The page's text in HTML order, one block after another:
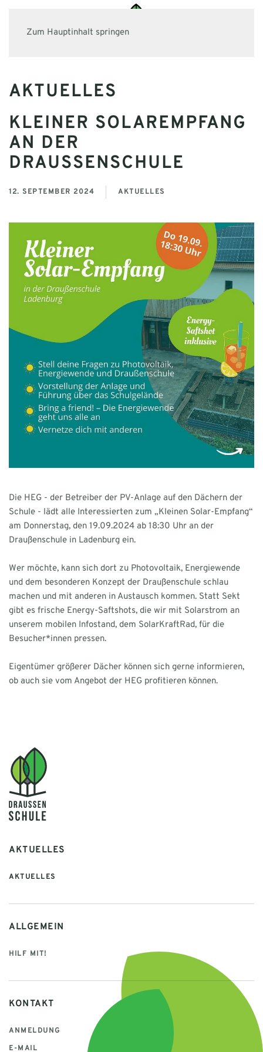
Zum Hauptinhalt springen
AKTUELLES
KLEINER SOLAREMPFANG
AN DER
DRAUSSENSCHULE
12. SEPTEMBER 2024 AKTUELLES
Die HEG - der Betreiber der PV-Anlage auf den Dächern der
Schule - lädt alle Interessierten zum „Kleinen Solar-Empfang“
am Donnerstag, den 19.09.2024 ab 18:30 Uhr an der
Draußenschule in Ladenburg ein.
Wer möchte, kann sich dort zu Photovoltaik, Energiewende
und dem besonderen Konzept der Draußenschule schlau
machen und mit anderen in Austausch kommen. Statt Sekt
gibt es frische Energy-Saftshots, die wir mit Solarstrom an
unserem mobilen Infostand, dem SolarKraftRad, für die
Besucher*innen pressen.
Eigentümer größerer Dächer können sich gerne informieren,
ob auch sie vom Angebot der HEG profitieren können.
AKTUELLES
AKTUELLES
ALLGEMEIN
HILF MIT!
KONTAKT
ANMELDUNG
E-MAIL